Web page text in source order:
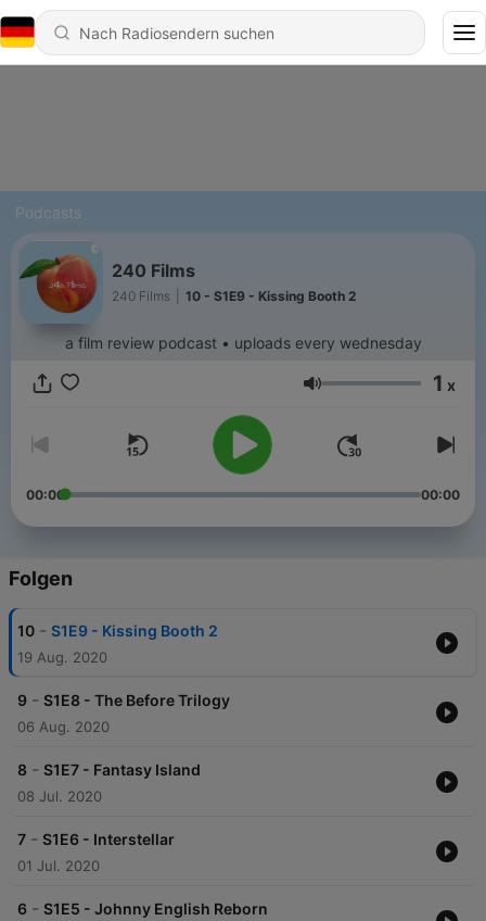
Podcasts
240 Films
240 Films 10 - S1E9 - Kissing Booth 2
a film review podcast • uploads every wednesday
Lautstärke 1 x
00:00 00:00
Folgen
10 - S1E9 - Kissing Booth 2
19 Aug. 2020
9 - S1E8 - The Before Trilogy
06 Aug. 2020
8 - S1E7 - Fantasy Island
08 Jul. 2020
7 - S1E6 - Interstellar
01 Jul. 2020
6 - S1E5 - Johnny English Reborn